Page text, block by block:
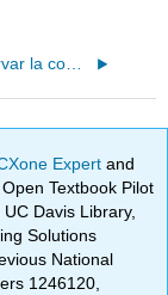
10.2: Observar la cognición
Expertand
Textbook Pilot
Davis Library,
Solutions
National
1246120,